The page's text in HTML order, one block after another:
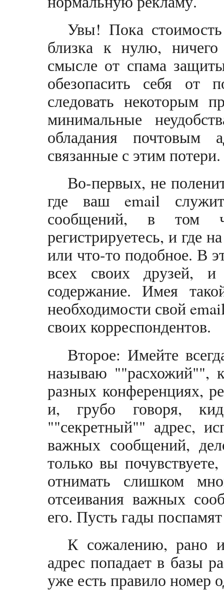
Увы! Пока
близка к нулю,
смысле от спама
обезопасить себя от
следовать некоторым
минимальные
обладания почтовым
связанные с этим
Во-первых, не
где ваш email
сообщений, в том
регистрируетесь, и где
или что-то подобное. В
всех своих друзей, и
содержание. Имея
необходимости свой
своих корреспондентов.
Второе: Имейте
называю ""расхожий"",
разных конференциях,
и, грубо говоря,
""секретный"" адрес,
важных сообщений,
только вы
отнимать слишком
отсеивания важных
его. Пусть гады
К сожалению, рано
адрес попадает в базы
уже есть правило номер